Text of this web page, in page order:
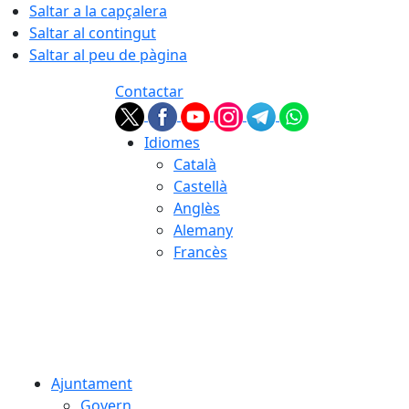
Saltar a la capçalera
Saltar al contingut
Saltar al peu de pàgina
Contactar
Idiomes
Català
Castellà
Anglès
Alemany
Francès
Ajuntament